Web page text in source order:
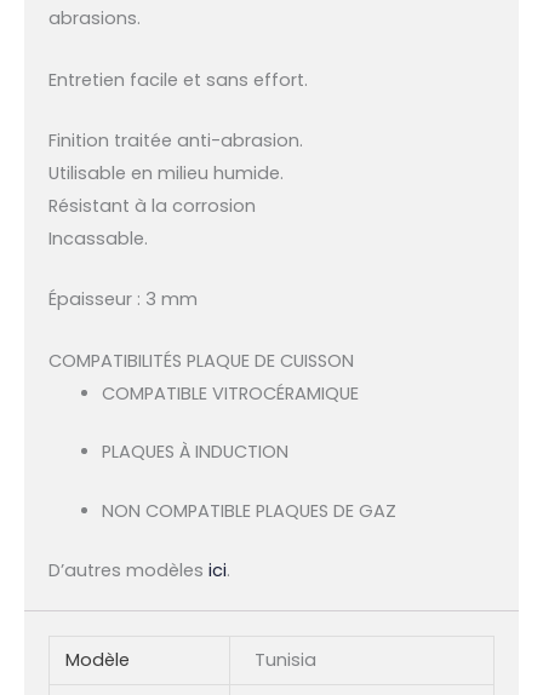
abrasions.
Entretien facile et sans effort.
Finition traitée anti-abrasion.
Utilisable en milieu humide.
Résistant à la corrosion
Incassable.
Épaisseur : 3 mm
COMPATIBILITÉS PLAQUE DE CUISSON
COMPATIBLE VITROCÉRAMIQUE
PLAQUES À INDUCTION
NON COMPATIBLE PLAQUES DE GAZ
D’autres modèles ici.
Modèle
Tunisia